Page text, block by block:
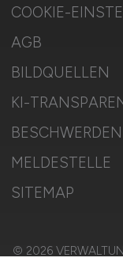
COOKIE-
AGB
BILDQUELLEN
KI-
BESCHWERDEN
MELDESTELLE
SITEMAP
© 2026